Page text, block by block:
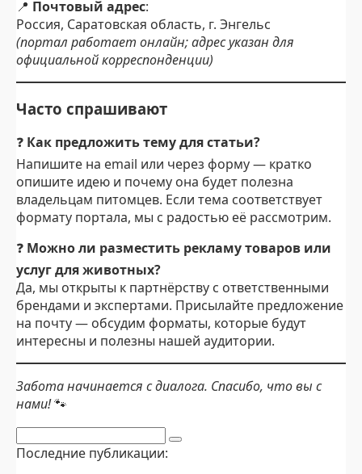
📍 Почтовый адрес:
Россия, Саратовская область, г. Энгельс
(портал работает онлайн; адрес указан для
официальной корреспонденции)
Часто спрашивают
❓ Как предложить тему для статьи?
Напишите на email или через форму — кратко
опишите идею и почему она будет полезна
владельцам питомцев. Если тема соответствует
формату портала, мы с радостью её рассмотрим.
❓ Можно ли разместить рекламу товаров или
услуг для животных?
Да, мы открыты к партнёрству с ответственными
брендами и экспертами. Присылайте предложение
на почту — обсудим форматы, которые будут
интересны и полезны нашей аудитории.
Забота начинается с диалога. Спасибо, что вы с
нами!🐾
Поиск:
Последние публикации: